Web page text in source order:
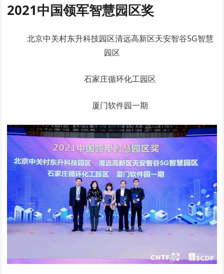
2021中国领军智慧园区奖
北京中关村东升科技园区清远高新区天安智谷5G智慧
园区
石家庄循环化工园区
厦门软件园一期